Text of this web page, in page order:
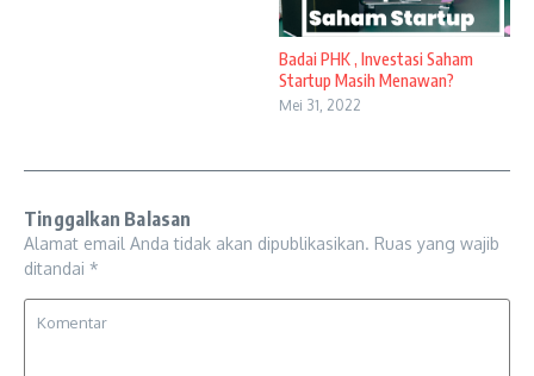
Badai PHK , Investasi Saham
Startup Masih Menawan?
Mei 31, 2022
Tinggalkan Balasan
Alamat email Anda tidak akan dipublikasikan. Ruas yang wajib
ditandai *